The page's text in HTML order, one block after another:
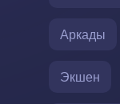
Аркады
Экшен